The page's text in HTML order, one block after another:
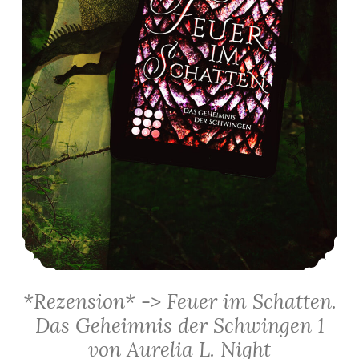
*Rezension* -> Feuer im Schatten.
Das Geheimnis der Schwingen 1
von Aurelia L. Night